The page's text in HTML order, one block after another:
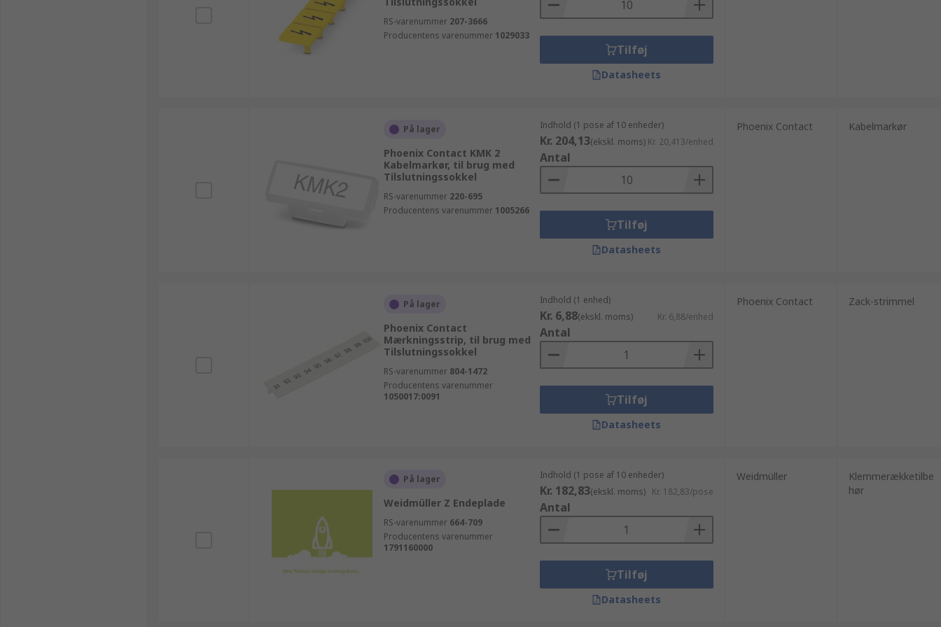
RS-varenummer 207-3666
Producentens varenummer 1029033
Tilføj
Datasheets
På lager
Phoenix Contact KMK 2
Kabelmarkør, til brug med
Tilslutningssokkel
RS-varenummer 220-695
Producentens varenummer 1005266
Indhold (1 pose af 10 enheder)
Kr. 204,13(ekskl. moms) Kr. 20,413/enhed
Antal
Tilføj
Datasheets
Phoenix Contact Kabelmarkør
På lager
Phoenix Contact
Mærkningsstrip, til brug med
Tilslutningssokkel
RS-varenummer 804-1472
Producentens varenummer
1050017:0091
Indhold (1 enhed)
Kr. 6,88(ekskl. moms) Kr. 6,88/enhed
Antal
Tilføj
Datasheets
Phoenix Contact Zack-strimmel
På lager
Weidmüller Z Endeplade
RS-varenummer 664-709
Producentens varenummer
1791160000
Indhold (1 pose af 10 enheder)
Kr. 182,83(ekskl. moms) Kr. 182,83/pose
Antal
Tilføj
Datasheets
Weidmüller
Klemmerækketilbe
hør